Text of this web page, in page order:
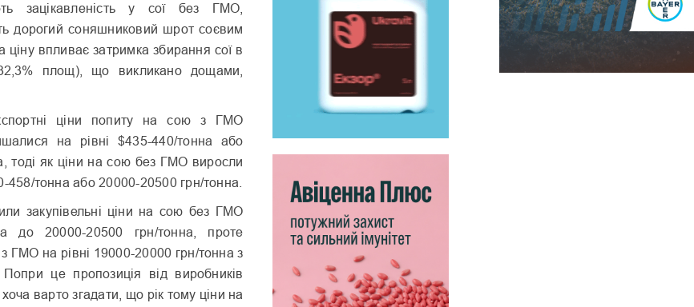
зацікавленість у сої без ГМО,
дорогий соняшниковий шрот соєвим
впливає затримка збирання сої в
площ), що викликано дощами,
ціни попиту на сою з ГМО
на рівні $435-440/тонна або
тоді як ціни на сою без ГМО виросли
458/тонна або 20000-20500 грн/тонна.
закупівельні ціни на сою без ГМО
до 20000-20500 грн/тонна, проте
ГМО на рівні 19000-20000 грн/тонна з
це пропозиція від виробників
варто згадати, що рік тому ціни на